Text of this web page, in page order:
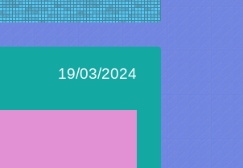
19/03/2024